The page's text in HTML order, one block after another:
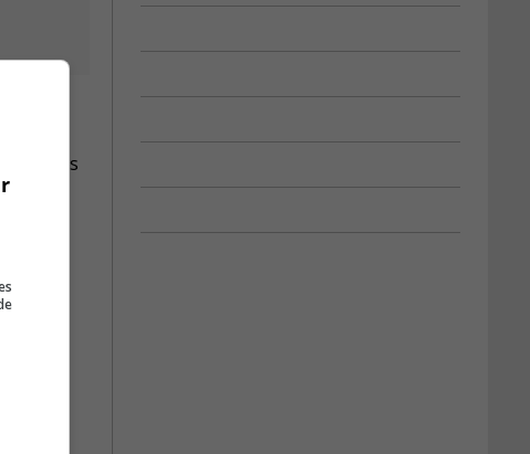
à
les
de